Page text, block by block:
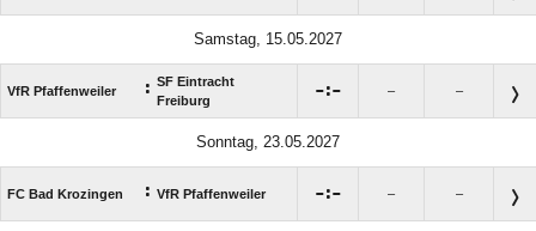
Samstag, 15.05.2027
VfR Pfaffenweiler : SF Eintracht
Freiburg
: – –
Sonntag, 23.05.2027
FC Bad Krozingen : VfR Pfaffenweiler : – –